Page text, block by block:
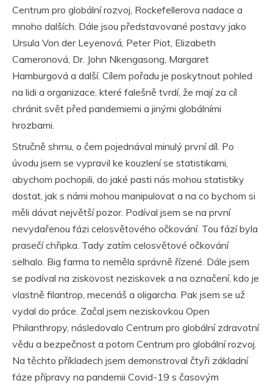
Centrum pro globální rozvoj, Rockefellerova nadace a
mnoho dalších. Dále jsou představované postavy jako
Ursula Von der Leyenová, Peter Piot, Elizabeth
Cameronová, Dr. John Nkengasong, Margaret
Hamburgová a další. Cílem pořadu je poskytnout pohled
na lidi a organizace, které falešně tvrdí, že mají za cíl
chránit svět před pandemiemi a jinými globálními
hrozbami.
Stručně shrnu, o čem pojednával minulý první díl. Po
úvodu jsem se vypravil ke kouzlení se statistikami,
abychom pochopili, do jaké pasti nás mohou statistiky
dostat, jak s námi mohou manipulovat a na co bychom si
měli dávat největší pozor. Podíval jsem se na první
nevydařenou fázi celosvětového očkování. Tou fází byla
prasečí chřipka. Tady zatím celosvětové očkování
selhalo. Big farma to neměla správně řízené. Dále jsem
se podíval na ziskovost neziskovek a na označení, kdo je
vlastně filantrop, mecenáš a oligarcha. Pak jsem se už
vydal do práce. Začal jsem neziskovkou Open
Philanthropy, následovalo Centrum pro globální zdravotní
vědu a bezpečnost a potom Centrum pro globální rozvoj.
Na těchto příkladech jsem demonstroval čtyři základní
fáze přípravy na pandemii Covid-19 s časovým